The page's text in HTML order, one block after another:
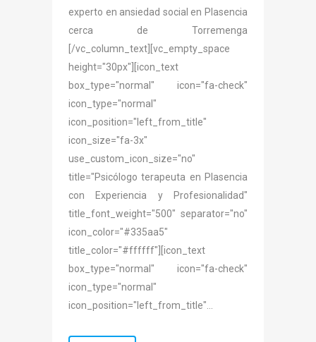
experto en ansiedad social en Plasencia
cerca de Torremenga
[/vc_column_text][vc_empty_space
height="30px"][icon_text
box_type="normal" icon="fa-check"
icon_type="normal"
icon_position="left_from_title"
icon_size="fa-3x"
use_custom_icon_size="no"
title="Psicólogo terapeuta en Plasencia
con Experiencia y Profesionalidad"
title_font_weight="500" separator="no"
icon_color="#335aa5"
title_color="#ffffff"][icon_text
box_type="normal" icon="fa-check"
icon_type="normal"
icon_position="left_from_title"...